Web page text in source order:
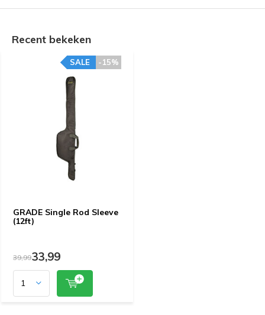
Recent bekeken
GRADE Single Rod Sleeve
(12ft)
-15%
SALE
39,9933,99